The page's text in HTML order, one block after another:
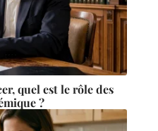
quel est le rôle des
?